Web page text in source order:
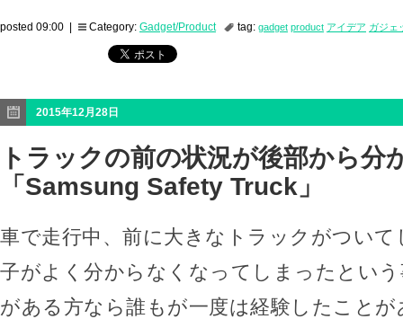
posted 09:00 | Category: Gadget/Product tag: gadget product アイデア ガジェ
2015年12月28日
トラックの前の状況が後部から分
「Samsung Safety Truck」
車で走行中、前に大きなトラックがついて
子がよく分からなくなってしまったとい
がある方なら誰もが一度は経験したこと